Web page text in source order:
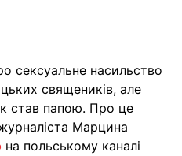
сексуальне насильство
священиків, але
став папою. Про це
Марцина
на польському каналі